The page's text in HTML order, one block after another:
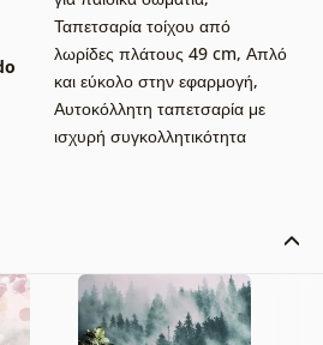
Ταπετσαρία τοίχου από
λωρίδες πλάτους 49 cm, Απλό
και εύκολο στην εφαρμογή,
Αυτοκόλλητη ταπετσαρία με
ισχυρή συγκολλητικότητα